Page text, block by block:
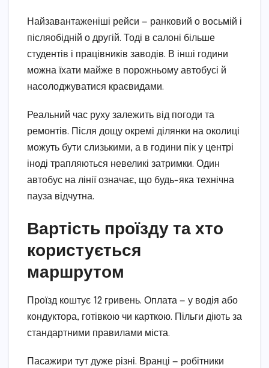
Найзавантаженіші рейси — ранковий о восьмій і
післяобідній о другій. Тоді в салоні більше
студентів і працівників заводів. В інші години
можна їхати майже в порожньому автобусі й
насолоджуватися краєвидами.
Реальний час руху залежить від погоди та
ремонтів. Після дощу окремі ділянки на околиці
можуть бути слизькими, а в години пік у центрі
іноді трапляються невеликі затримки. Один
автобус на лінії означає, що будь-яка технічна
пауза відчутна.
Вартість проїзду та хто
користується
маршрутом
Проїзд коштує 12 гривень. Оплата — у водія або
кондуктора, готівкою чи карткою. Пільги діють за
стандартними правилами міста.
Пасажири тут дуже різні. Вранці — робітники